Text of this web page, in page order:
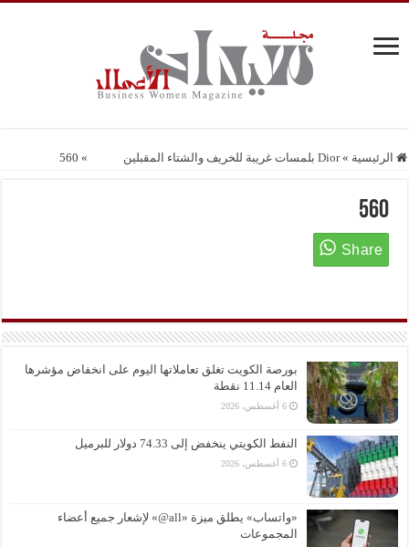
الرئيسية » Dior بلمسات غريبة للخريف والشتاء المقبلين »
560
560
بورصة الكويت تغلق تعاملاتها اليوم على انخفاض مؤشرها
العام 11.14 نقطة
6 أغسطس، 2026
النفط الكويتي ينخفض إلى 74.33 دولار للبرميل
6 أغسطس، 2026
«واتساب» يطلق ميزة «all@» لإشعار جميع أعضاء
المجموعات